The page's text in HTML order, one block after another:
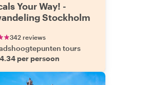
Your Way! -
Stockholm
342 reviews
tours
per persoon